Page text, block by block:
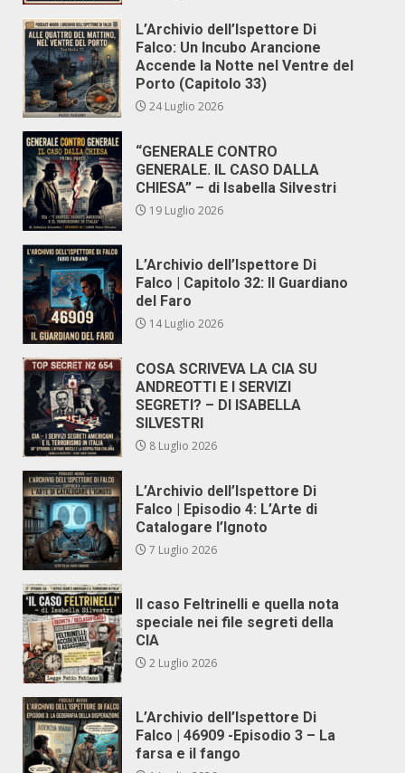
L’Archivio dell’Ispettore Di
Falco: Un Incubo Arancione
Accende la Notte nel Ventre del
Porto (Capitolo 33)
24 Luglio 2026
“GENERALE CONTRO
GENERALE. IL CASO DALLA
CHIESA” – di Isabella Silvestri
19 Luglio 2026
L’Archivio dell’Ispettore Di
Falco | Capitolo 32: Il Guardiano
del Faro
14 Luglio 2026
COSA SCRIVEVA LA CIA SU
ANDREOTTI E I SERVIZI
SEGRETI? – DI ISABELLA
SILVESTRI
8 Luglio 2026
L’Archivio dell’Ispettore Di
Falco | Episodio 4: L’Arte di
Catalogare l’Ignoto
7 Luglio 2026
Il caso Feltrinelli e quella nota
speciale nei file segreti della
CIA
2 Luglio 2026
L’Archivio dell’Ispettore Di
Falco | 46909 -Episodio 3 – La
farsa e il fango